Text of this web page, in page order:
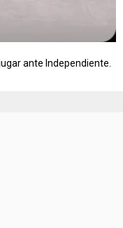
ante Independiente.